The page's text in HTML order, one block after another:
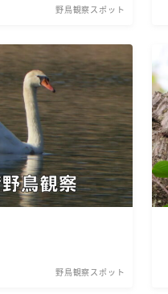
野鳥観察スポット
野鳥観察スポット